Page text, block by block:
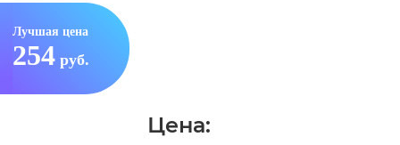
Лучшая цена
254 руб.
Цена: